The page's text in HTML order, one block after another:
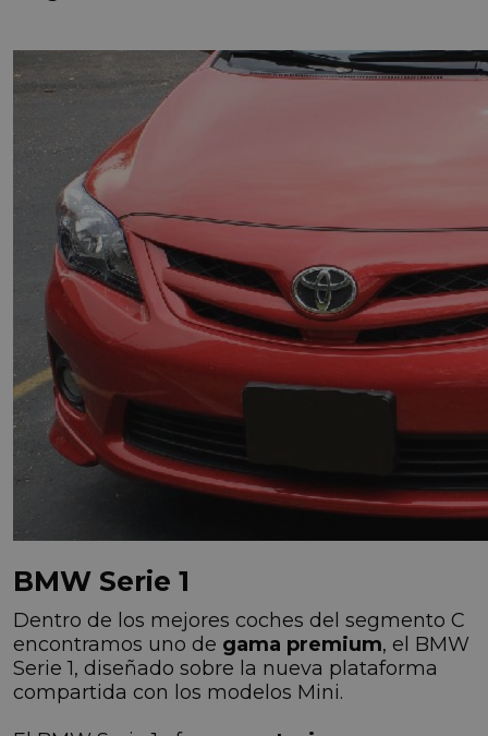
BMW Serie 1
Dentro de los mejores coches del segmento C
encontramos uno de gama premium, el BMW
Serie 1, diseñado sobre la nueva plataforma
compartida con los modelos Mini.